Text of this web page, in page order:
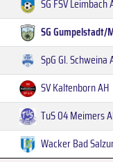
SG FSV Leimbach
SG Gumpelstadt/
SpG Gl. Schweina
SV Kaltenborn AH
TuS 04 Meimers
Wacker Bad